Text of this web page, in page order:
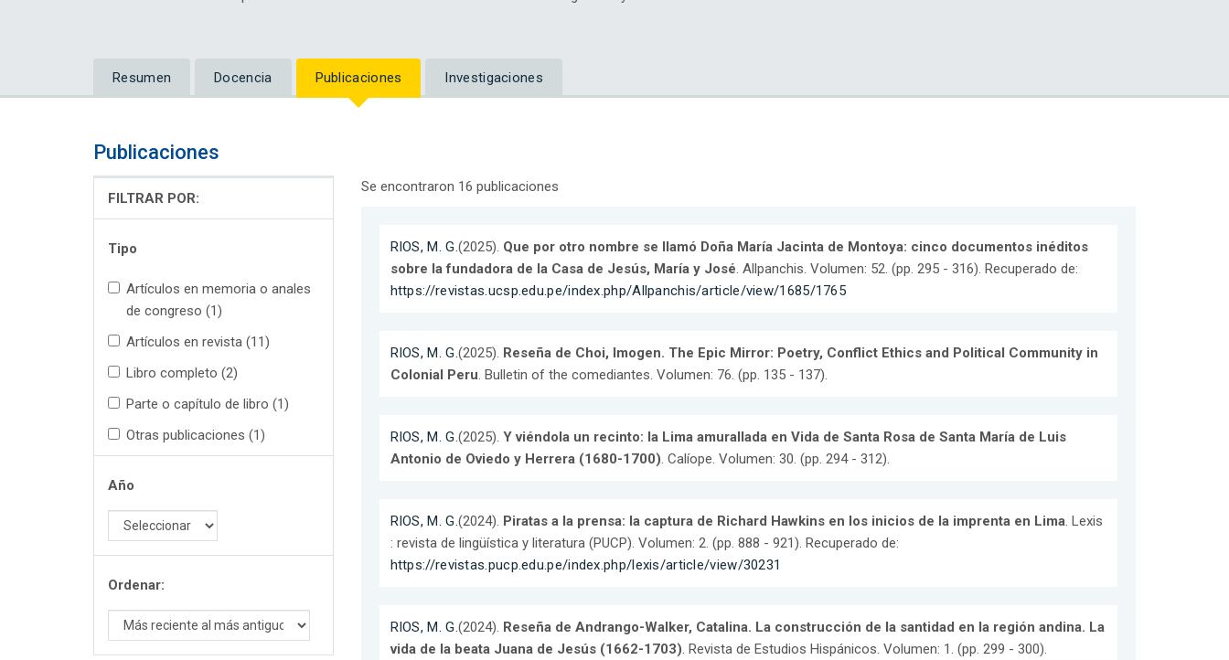
Resumen Docencia Publicaciones Investigaciones
Publicaciones
FILTRAR POR:
Tipo
Artículos en memoria o anales
de congreso (1)
Artículos en revista (11)
Libro completo (2)
Parte o capítulo de libro (1)
Otras publicaciones (1)
Año
Ordenar:
Se encontraron 16 publicaciones
RIOS, M. G.(2025). Que por otro nombre se llamó Doña María Jacinta de Montoya: cinco documentos inéditos
sobre la fundadora de la Casa de Jesús, María y José. Allpanchis. Volumen: 52. (pp. 295 - 316). Recuperado de:
https://revistas.ucsp.edu.pe/index.php/Allpanchis/article/view/1685/1765
RIOS, M. G.(2025). Reseña de Choi, Imogen. The Epic Mirror: Poetry, Conflict Ethics and Political Community in
Colonial Peru. Bulletin of the comediantes. Volumen: 76. (pp. 135 - 137).
RIOS, M. G.(2025). Y viéndola un recinto: la Lima amurallada en Vida de Santa Rosa de Santa María de Luis
Antonio de Oviedo y Herrera (1680-1700). Calíope. Volumen: 30. (pp. 294 - 312).
RIOS, M. G.(2024). Piratas a la prensa: la captura de Richard Hawkins en los inicios de la imprenta en Lima. Lexis
: revista de lingüística y literatura (PUCP). Volumen: 2. (pp. 888 - 921). Recuperado de:
https://revistas.pucp.edu.pe/index.php/lexis/article/view/30231
RIOS, M. G.(2024). Reseña de Andrango-Walker, Catalina. La construcción de la santidad en la región andina. La
vida de la beata Juana de Jesús (1662-1703). Revista de Estudios Hispánicos. Volumen: 1. (pp. 299 - 300).